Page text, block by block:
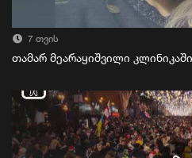
7 თვის
თამარ მეარაყიშვილი